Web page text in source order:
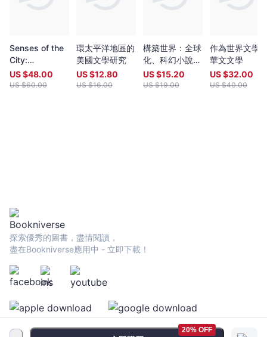
Senses of the
City:
Perceptions of
Hangzhou and
US $48.00
US $60.00
環太平洋地區的
美國文學研究
US $12.80
US $16.00
構築世界：全球
化、科幻小說與
網絡革命
US $15.20
US $19.00
作為世界文學
華文文學
US $32.00
US $40.00
20% OFF
探索優秀的圖書，盡情閱讀，
盡在Bookniverse應用中 - 立即下載！